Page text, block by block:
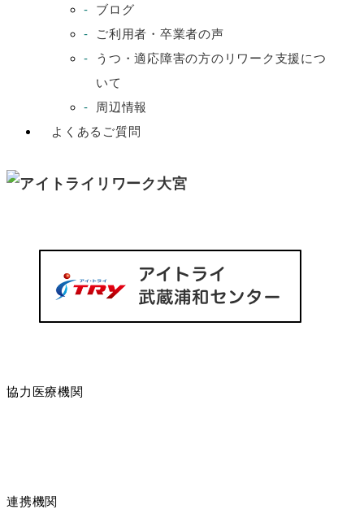
ブログ
ご利用者・卒業者の声
うつ・適応障害の方のリワーク支援につ
いて
周辺情報
よくあるご質問
協力医療機関
連携機関